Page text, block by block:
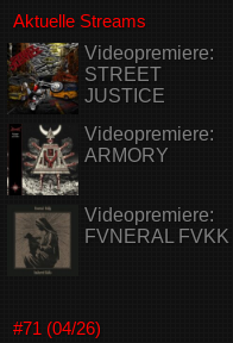
Aktuelle Streams
Videopremiere:
STREET
JUSTICE
Videopremiere:
ARMORY
Videopremiere:
FVNERAL FVKK
#71 (04/26)